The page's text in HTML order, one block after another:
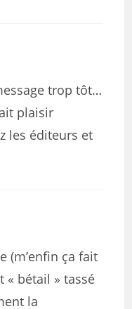
trop tôt…
plaisir
les éditeurs et
(m’enfin ça fait
« bétail » tassé
la